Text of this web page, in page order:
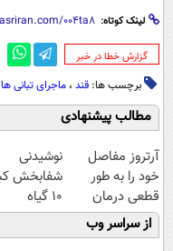
لینک کوتاه:
‌گزارش خطا در خبر
برچسب ها: قند ، ماجرای تبانی
مطالب پیشنهادی
آرتروز مفاصل
خود را به طور
قطعی درمان
کنید!
◗پرسش‌نامه◖
نوشیدنی
شفابخش
10 گیاه
امشب)
از سراسر وب